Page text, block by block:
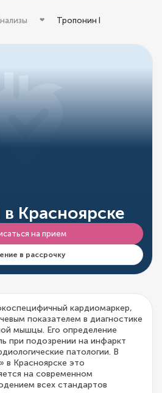
Тропонин I
Красноярске
на прием
в рассрочку
кардиомаркер,
показателем в диагностике
мышцы. Его определение
при подозрении на инфаркт
патологии. В
в Красноярске это
на современном
всех стандартов